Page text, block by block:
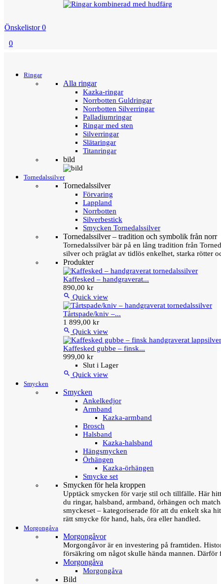
Önskelistor 0
0
Ringar
Alla ringar
Kazka-ringar
Norrbotten Guldringar
Norrbotten Silverringar
Palladiumringar
Ringar med sten
Silverringar
Slätaringar
Titanringar
bild
Tornedalssilver
Tornedalssilver
Förvaring
Lappland
Norrbotten
Silverbestick
Smycken Tornedalssilver
Tornedalssilver – tradition och symbolik från norr
Tornedalssilver bär på en lång tradition från
silver och präglat av tidlös enkelhet, starka rötter
Produkter
Kaffesked – handgraverat...
890,00 kr
 Quick view
Tårtspade/kniv –...
1 899,00 kr
 Quick view
Kaffesked gubbe – finsk...
999,00 kr
Slut i Lager
 Quick view
Smycken
Smycken
Ankelkedjor
Armband
Kazka-armband
Brosch
Halsband
Kazka-halsband
Hängsmycken
Örhängen
Kazka-örhängen
Smycke set
Smycken för hela kroppen
Upptäck smycken för varje stil och tillfälle. Här
du ringar, halsband, armband, örhängen och
smyckeset – kategoriserade för att du enkelt ska
rätt smycke för hand, hals, öra eller handled.
Morgongåva
Morgongåvor
Morgongåvor är en investering på framtiden.
försäkring om något skulle hända mannen.
Morgongåva
Morgongåva
Bild